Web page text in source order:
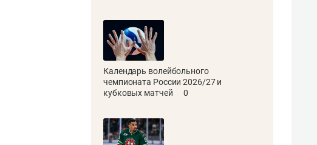
Календарь волейбольного
чемпионата России 2026/27 и
кубковых матчей
0